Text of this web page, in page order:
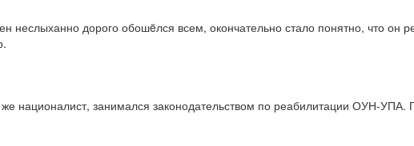
неслыханно дорого обошëлся всем, окончательно стало понятно, что он
националист, занимался законодательством по реабилитации ОУН-УПА.